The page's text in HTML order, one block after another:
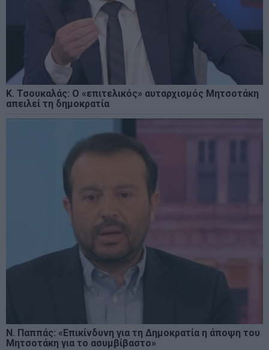
Κ. Τσουκαλάς: O «επιτελικός» αυταρχισμός Μητσοτάκη
απειλεί τη δημοκρατία
Ν. Παππάς: «Επικίνδυνη για τη Δημοκρατία η άποψη του
Μητσοτάκη για το ασυμβίβαστο»